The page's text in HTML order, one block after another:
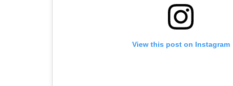
View this post on Instagram